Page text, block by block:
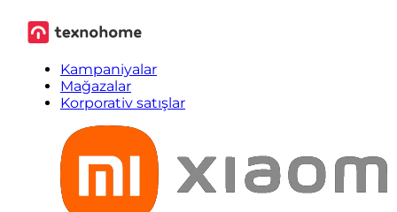
Kampaniyalar
Mağazalar
Korporativ satışlar